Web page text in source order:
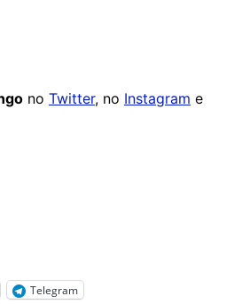
no Twitter, no Instagram e
Telegram